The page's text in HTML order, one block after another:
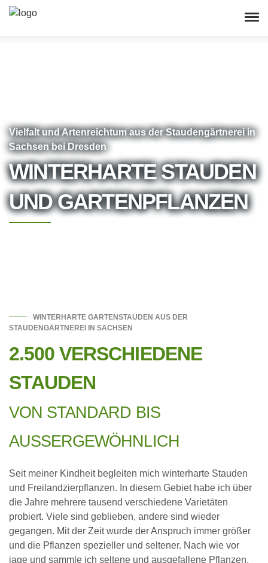
Vielfalt und Artenreichtum aus der Staudengärtnerei in
Sachsen bei Dresden
WINTERHARTE STAUDEN
UND GARTENPFLANZEN
WINTERHARTE GARTENSTAUDEN AUS DER
STAUDENGÄRTNEREI IN SACHSEN
2.500 VERSCHIEDENE
STAUDEN
VON STANDARD BIS
AUSSERGEWÖHNLICH
Seit meiner Kindheit begleiten mich winterharte Stauden
und Freilandzierpflanzen. In diesem Gebiet habe ich über
die Jahre mehrere tausend verschiedene Varietäten
probiert. Viele sind geblieben, andere sind wieder
gegangen. Mit der Zeit wurde der Anspruch immer größer
und die Pflanzen spezieller und seltener. Nach wie vor
jage und sammle ich seltene und ausgefallene Pflanzen,